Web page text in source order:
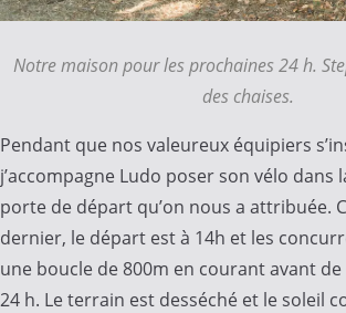
Notre maison pour les prochaines 24 h.
des chaises.
Pendant que nos valeureux équipiers
j’accompagne Ludo poser son vélo dans
porte de départ qu’on nous a attribuée.
dernier, le départ est à 14h et les
une boucle de 800m en courant avant
24 h. Le terrain est desséché et le soleil